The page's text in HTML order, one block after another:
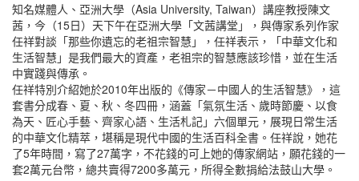
知名媒體人、亞洲大學（Asia University, Taiwan）講座教授陳文
茜，今（15日）天下午在亞洲大學「文茜講堂」，與傳家系列作家
任祥對談「那些你遺忘的老祖宗智慧」，任祥表示，「中華文化和
生活智慧」是我們最大的資產，老祖宗的智慧應該珍惜，並在生活
中實踐與傳承。
任祥特別介紹她於2010年出版的《傳家－中國人的生活智慧》，這
套書分成春、夏、秋、冬四冊，涵蓋「氣氛生活、歲時節慶、以食
為天、匠心手藝、齊家心語、生活札記」六個單元，展現日常生活
的中華文化精萃，堪稱是現代中國的生活百科全書。任祥說，她花
了5年時間，寫了27萬字，不花錢的可上她的傳家網站，願花錢的一
套2萬元台幣，總共賣得7200多萬元，所得全數捐給法鼓山大學。